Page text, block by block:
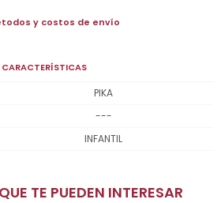
y costos de envío
CARACTERÍSTICAS
PIKA
---
INFANTIL
TE PUEDEN INTERESAR